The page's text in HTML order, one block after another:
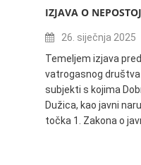
IZJAVA O
26. siječnja 2025
Temeljem izjava
vatrogasnog
subjekti s kojima
Dužica, kao javni
točka 1. Zakona o